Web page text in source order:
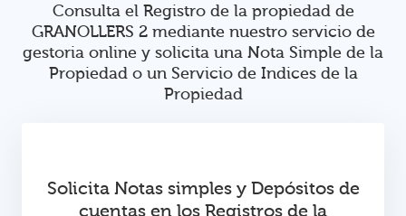
Consulta el Registro de la propiedad de
GRANOLLERS 2 mediante nuestro servicio de
gestoria online y solicita una Nota Simple de la
Propiedad o un Servicio de Indices de la
Propiedad
Solicita Notas simples y Depósitos de
cuentas en los Registros de la